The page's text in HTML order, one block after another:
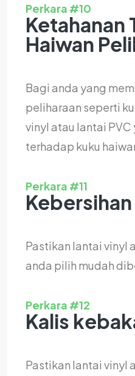
Perkara #10
Ketahanan
Haiwan
Bagi anda yang
peliharaan seperti
vinyl atau lantai
terhadap kuku
Perkara #11
Kebersihan
Pastikan lantai vinyl
anda pilih mudah
Perkara #12
Kalis
Pastikan lantai vinyl